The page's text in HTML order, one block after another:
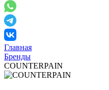
Главная
Бренды
COUNTERPAIN